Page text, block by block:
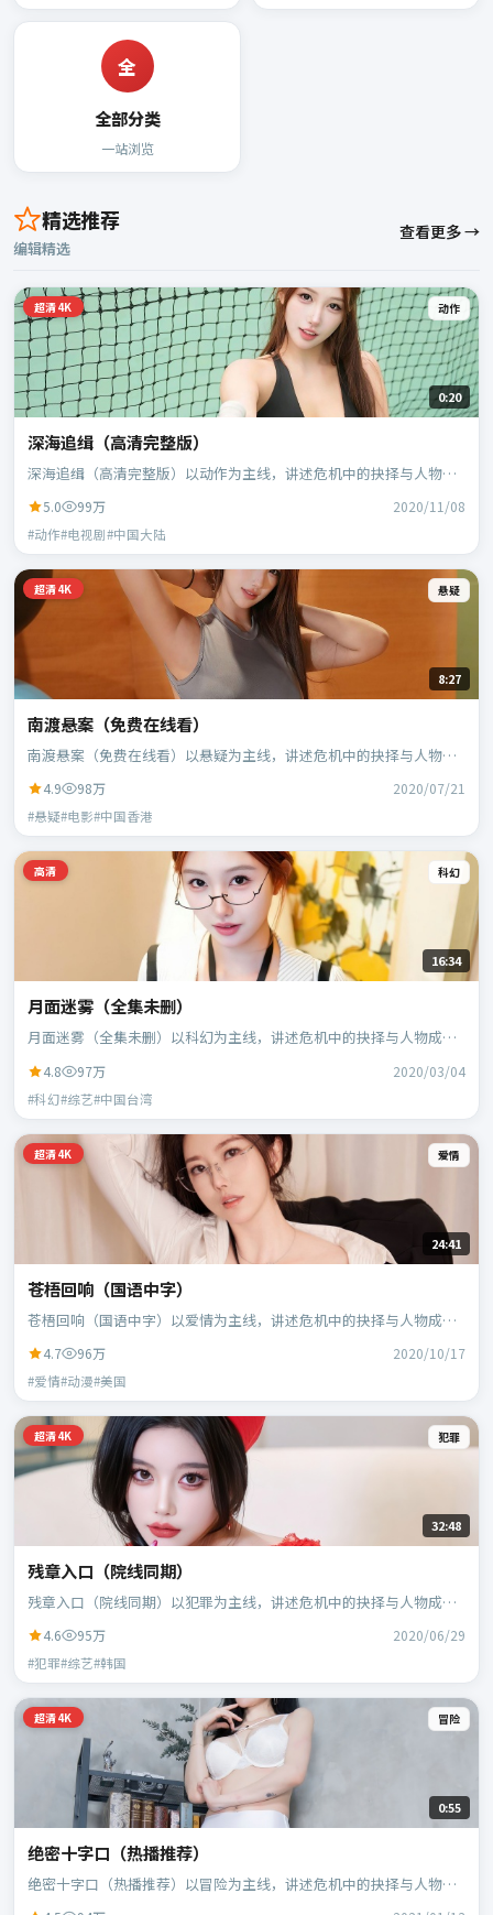
全
全部分类
一站浏览
精选推荐
编辑精选
查看更多 →
超清4K 动作
0:20
深海追缉（高清完整版）
深海追缉（高清完整版）以动作为主线，讲述危机中的抉择与人物成
5.0 99万 2020/11/08
#动作#电视剧#中国大陆
超清4K 悬疑
8:27
南渡悬案（免费在线看）
南渡悬案（免费在线看）以悬疑为主线，讲述危机中的抉择与人物成
4.9 98万 2020/07/21
#悬疑#电影#中国香港
高清 科幻
16:34
月面迷雾（全集未删）
月面迷雾（全集未删）以科幻为主线，讲述危机中的抉择与人物成
4.8 97万 2020/03/04
#科幻#综艺#中国台湾
超清4K 爱情
24:41
苍梧回响（国语中字）
苍梧回响（国语中字）以爱情为主线，讲述危机中的抉择与人物成
4.7 96万 2020/10/17
#爱情#动漫#美国
超清4K 犯罪
32:48
残章入口（院线同期）
残章入口（院线同期）以犯罪为主线，讲述危机中的抉择与人物成
4.6 95万 2020/06/29
#犯罪#综艺#韩国
超清4K 冒险
0:55
绝密十字口（热播推荐）
绝密十字口（热播推荐）以冒险为主线，讲述危机中的抉择与人物成